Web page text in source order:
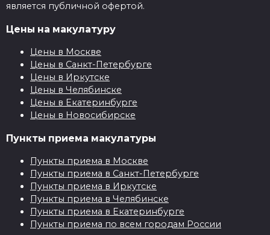
является публичной офертой.
Цены на макулатуру
Цены в Москве
Цены в Санкт-Петербурге
Цены в Иркутске
Цены в Челябинске
Цены в Екатеринбурге
Цены в Новосибирске
Пункты приема макулатуры
Пункты приема в Москве
Пункты приема в Санкт-Петербурге
Пункты приема в Иркутске
Пункты приема в Челябинске
Пункты приема в Екатеринбурге
Пункты приема по всем городам России